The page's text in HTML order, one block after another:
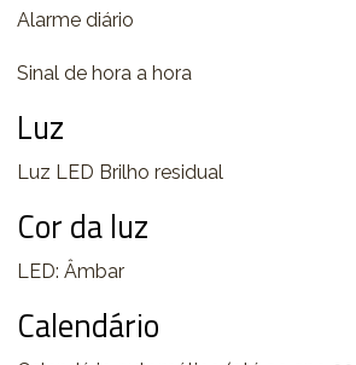
Alarme diário
Sinal de hora a hora
Luz
Luz LED Brilho residual
Cor da luz
LED: Âmbar
Calendário